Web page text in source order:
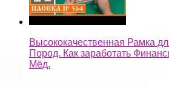
Высококачественная Рамка
Пород. Как заработать
Мёд.